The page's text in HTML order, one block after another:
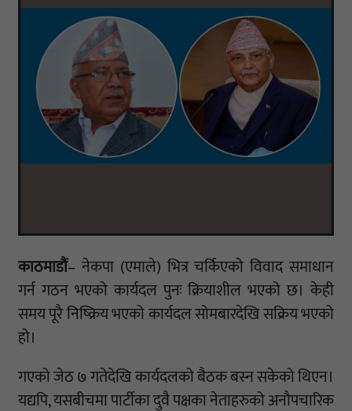
काठमाडौं– नेकपा (एमाले) भित्र चर्किएको विवाद समाधान
गर्न गठन भएको कार्यदल पुनः क्रियाशील भएको छ। केही
समय पूरै निष्क्रिय भएको कार्यदल सोमबारदेखि सक्रिय भएको
हो।
गएको जेठ ७ गतेदेखि कार्यदलको बैठक बस्न सकेको थिएन।
यद्यपि, यसबीचमा पार्टीका दुवै पक्षका नेताहरुको अनौपचारिक